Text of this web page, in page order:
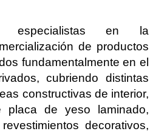
especialistas en la
de productos
fundamentalmente en el
cubriendo distintas
constructivas de interior,
placa de yeso laminado,
decorativos,